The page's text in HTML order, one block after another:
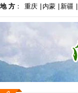
地 方 ： 重庆 内蒙 新疆